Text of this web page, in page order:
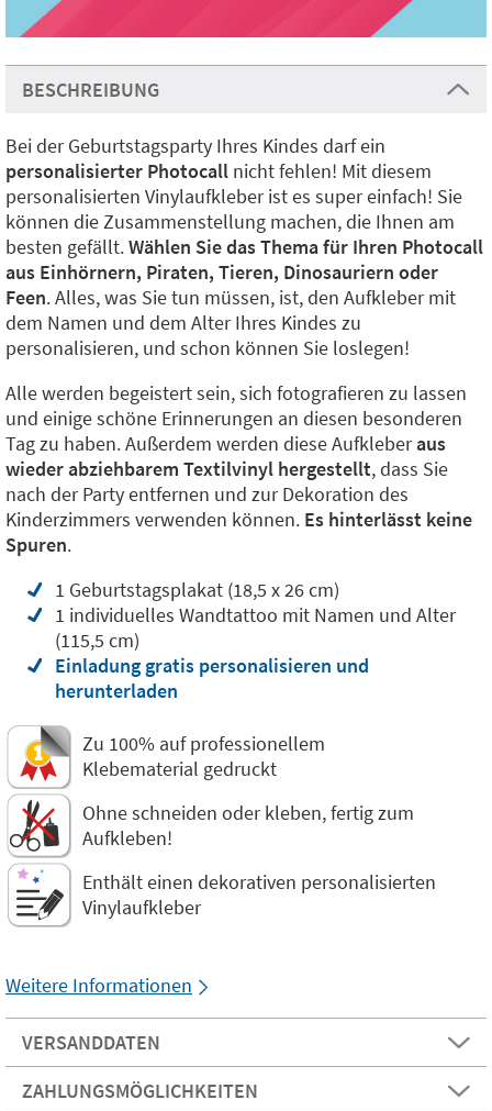
BESCHREIBUNG
Bei der Geburtstagsparty Ihres Kindes darf ein
personalisierter Photocall nicht fehlen! Mit diesem
personalisierten Vinylaufkleber ist es super einfach! Sie
können die Zusammenstellung machen, die Ihnen am
besten gefällt.Wählen Sie das Thema für Ihren Photocall
aus Einhörnern, Piraten, Tieren, Dinosauriern oder
Feen. Alles, was Sie tun müssen, ist, den Aufkleber mit
dem Namen und dem Alter Ihres Kindes zu
personalisieren, und schon können Sie loslegen!
Alle werden begeistert sein, sich fotografieren zu lassen
und einige schöne Erinnerungen an diesen besonderen
Tag zu haben. Außerdem werden diese Aufkleberaus
wieder abziehbarem Textilvinyl hergestellt, dass Sie
nach der Party entfernen und zur Dekoration des
Kinderzimmers verwenden können. Es hinterlässt keine
Spuren.
1 Geburtstagsplakat (18,5 x 26 cm)
1 individuelles Wandtattoo mit Namen und Alter
(115,5 cm)
Einladung gratis personalisieren und
herunterladen
Zu 100% auf professionellem
Klebematerial gedruckt
Ohne schneiden oder kleben, fertig zum
Aufkleben!
Enthält einen dekorativen personalisierten
Vinylaufkleber
Weitere Informationen
VERSANDDATEN
ZAHLUNGSMÖGLICHKEITEN